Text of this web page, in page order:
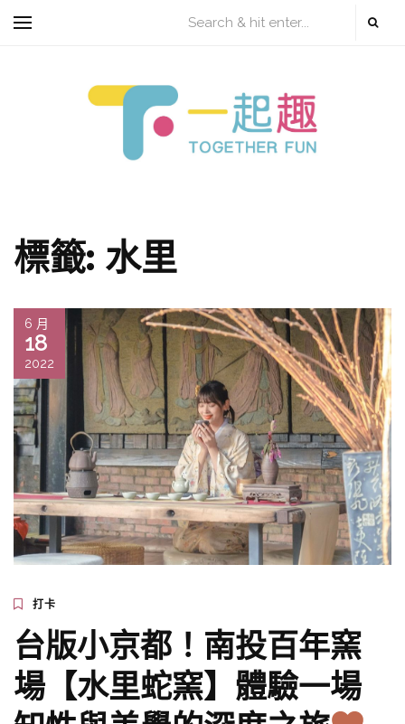
標籤: 水里
6 月
18
2022
打卡
台版小京都！南投百年窯
場【水里蛇窯】體驗一場